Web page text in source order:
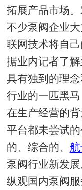
拓展产品市场
不少泵阀企业
联网技术将自己
据业内记者了
具有独到的理
行业的一匹黑
在生产经营的
平台都未尝试
的、综合的、
泵阀行业新发展
纵观国内泵阀